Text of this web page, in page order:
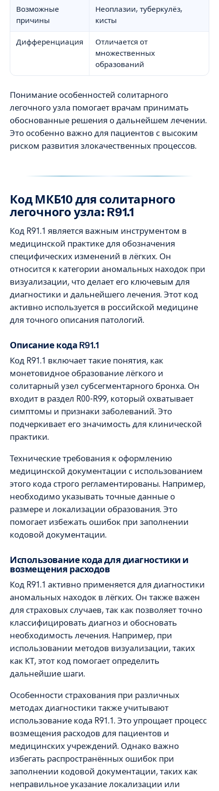
Возможные
причины
Неоплазии, туберкулёз,
кисты
Дифференциация
Отличается от
множественных
образований
Понимание особенностей солитарного
легочного узла помогает врачам принимать
обоснованные решения о дальнейшем лечении.
Это особенно важно для пациентов с высоким
риском развития злокачественных процессов.
Код МКБ10 для солитарного
легочного узла: R91.1
Код R91.1 является важным инструментом в
медицинской практике для обозначения
специфических изменений в лёгких. Он
относится к категории аномальных находок при
визуализации, что делает его ключевым для
диагностики и дальнейшего лечения. Этот код
активно используется в российской медицине
для точного описания патологий.
Описание кода R91.1
Код R91.1 включает такие понятия, как
монетовидное образование лёгкого и
солитарный узел субсегментарного бронха. Он
входит в раздел R00-R99, который охватывает
симптомы и признаки заболеваний. Это
подчеркивает его значимость для клинической
практики.
Технические требования к оформлению
медицинской документации с использованием
этого кода строго регламентированы. Например,
необходимо указывать точные данные о
размере и локализации образования. Это
помогает избежать ошибок при заполнении
кодовой документации.
Использование кода для диагностики и
возмещения расходов
Код R91.1 активно применяется для диагностики
аномальных находок в лёгких. Он также важен
для страховых случаев, так как позволяет точно
классифицировать диагноз и обосновать
необходимость лечения. Например, при
использовании методов визуализации, таких
как КТ, этот код помогает определить
дальнейшие шаги.
Особенности страхования при различных
методах диагностики также учитывают
использование кода R91.1. Это упрощает процесс
возмещения расходов для пациентов и
медицинских учреждений. Однако важно
избегать распространённых ошибок при
заполнении кодовой документации, таких как
неправильное указание локализации или